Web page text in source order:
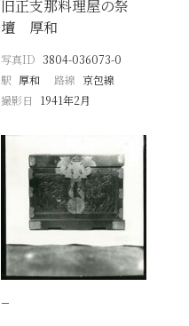
旧正支那料理屋の祭
壇 厚和
写真ID 3804-036073-0
駅 厚和 路線 京包線
撮影日
1941年2月
−